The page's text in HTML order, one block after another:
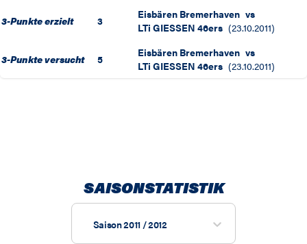
3-Punkte erzielt 3 Eisbären Bremerhaven vs
LTi GIESSEN 46ers (23.10.2011)
3-Punkte versucht 5 Eisbären Bremerhaven vs
LTi GIESSEN 46ers (23.10.2011)
SAISONSTATISTIK
Saison 2011 / 2012